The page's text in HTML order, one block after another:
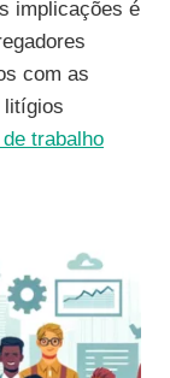
implicações é
com as
litígios
trabalho